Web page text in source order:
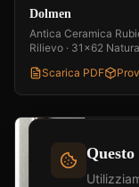
Dolmen
Antica Ceramica
Rilievo · 31x62
Scarica PDF